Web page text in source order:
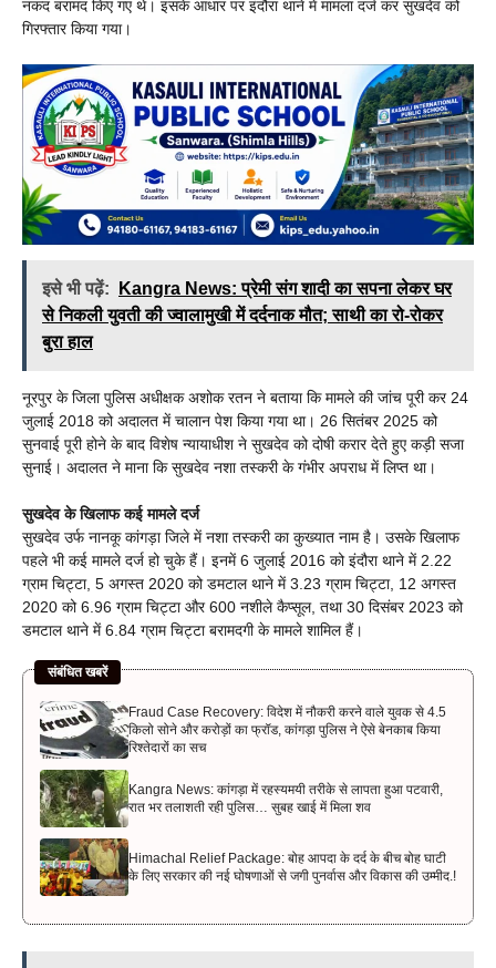
नकद बरामद किए गए थे। इसके आधार पर इंदौरा थाने में मामला दर्ज कर सुखदेव को
गिरफ्तार किया गया।
इसे भी पढ़ें:
Kangra News: प्रेमी संग शादी का सपना लेकर घर
से निकली युवती की ज्वालामुखी में दर्दनाक मौत; साथी का रो-रोकर
बुरा हाल
नूरपुर के जिला पुलिस अधीक्षक अशोक रतन ने बताया कि मामले की जांच पूरी कर 24
जुलाई 2018 को अदालत में चालान पेश किया गया था। 26 सितंबर 2025 को
सुनवाई पूरी होने के बाद विशेष न्यायाधीश ने सुखदेव को दोषी करार देते हुए कड़ी सजा
सुनाई। अदालत ने माना कि सुखदेव नशा तस्करी के गंभीर अपराध में लिप्त था।
सुखदेव के खिलाफ कई मामले दर्ज
सुखदेव उर्फ नानकू कांगड़ा जिले में नशा तस्करी का कुख्यात नाम है। उसके खिलाफ
पहले भी कई मामले दर्ज हो चुके हैं। इनमें 6 जुलाई 2016 को इंदौरा थाने में 2.22
ग्राम चिट्टा, 5 अगस्त 2020 को डमटाल थाने में 3.23 ग्राम चिट्टा, 12 अगस्त
2020 को 6.96 ग्राम चिट्टा और 600 नशीले कैप्सूल, तथा 30 दिसंबर 2023 को
डमटाल थाने में 6.84 ग्राम चिट्टा बरामदगी के मामले शामिल हैं।
संबंधित खबरें
Fraud Case Recovery: विदेश में नौकरी करने वाले युवक से 4.5
किलो सोने और करोड़ों का फ्रॉड, कांगड़ा पुलिस ने ऐसे बेनकाब किया
रिश्तेदारों का सच
Kangra News: कांगड़ा में रहस्यमयी तरीके से लापता हुआ पटवारी,
रात भर तलाशती रही पुलिस… सुबह खाई में मिला शव
Himachal Relief Package: बोह आपदा के दर्द के बीच बोह घाटी
के लिए सरकार की नई घोषणाओं से जगी पुनर्वास और विकास की उम्मीद.!